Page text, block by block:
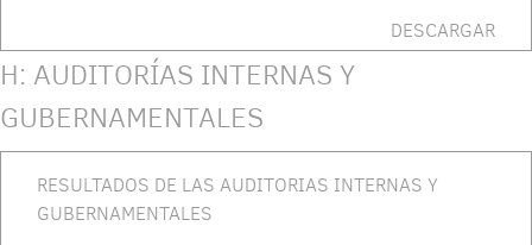
DESCARGAR
H: AUDITORÍAS INTERNAS Y
GUBERNAMENTALES
RESULTADOS DE LAS AUDITORIAS INTERNAS Y
GUBERNAMENTALES